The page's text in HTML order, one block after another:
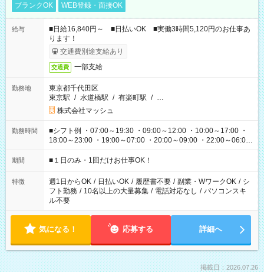
ブランクOK
WEB登録・面接OK
給与
■日給16,840円～ ■日払いOK ■実働3時間5,120円のお仕事あ
ります！
交通費別途支給あり
交通費 一部支給
勤務地
東京都千代田区
東京駅 / 水道橋駅 / 有楽町駅 / …
株式会社マッシュ
勤務時間
■シフト例 ・07:00～19:30 ・09:00～12:00 ・10:00～17:00 ・
18:00～23:00 ・19:00～07:00 ・20:00～09:00 ・22:00～06:00
etc ★最短で3時間で5,120円のお仕事から 15時間で2万円近く稼
げるお仕事も！ ご希望のお時間に合わせてご紹介！ ※シフトは
ください！
期間 ■１日のみ・1回だけお仕事OK！
特徴 週1日からOK / 日払いOK / 履歴書不要 / 副業・WワークOK / シ
フト勤務 / 10名以上の大量募集 / 電話対応なし / パソコンスキ
ル不要
気になる！ 応募する 詳細へ
掲載日：2026.07.26